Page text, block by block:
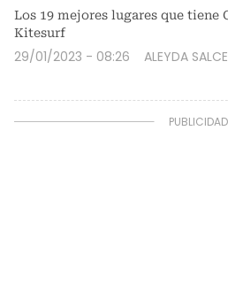
Los 19 mejores lugares que
Kitesurf
29/01/2023 - 08:26 ALEYDA